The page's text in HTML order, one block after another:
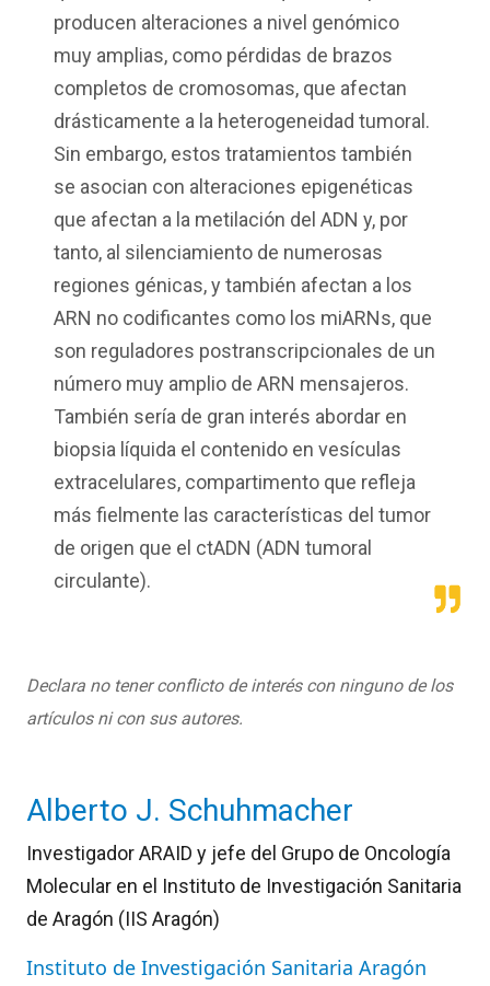
producen alteraciones a nivel genómico
muy amplias, como pérdidas de brazos
completos de cromosomas, que afectan
drásticamente a la heterogeneidad tumoral.
Sin embargo, estos tratamientos también
se asocian con alteraciones epigenéticas
que afectan a la metilación del ADN y, por
tanto, al silenciamiento de numerosas
regiones génicas, y también afectan a los
ARN no codificantes como los miARNs, que
son reguladores postranscripcionales de un
número muy amplio de ARN mensajeros.
También sería de gran interés abordar en
biopsia líquida el contenido en vesículas
extracelulares, compartimento que refleja
más fielmente las características del tumor
de origen que el ctADN (ADN tumoral
circulante).
Declara no tener conflicto de interés con ninguno de los
artículos ni con sus autores.
Alberto J. Schuhmacher
Investigador ARAID y jefe del Grupo de Oncología
Molecular en el Instituto de Investigación Sanitaria
de Aragón (IIS Aragón)
Instituto de Investigación Sanitaria Aragón